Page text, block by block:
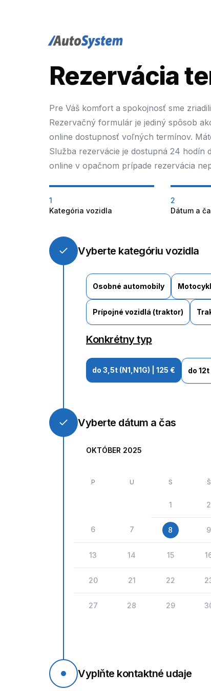
auto-system logo
Rezervácia
Pre Váš komfort a spokojnosť sme
Rezervačný formulár je jediný spôsob
online dostupnosť voľných termínov.
Služba rezervácie je dostupná 24 hodín
online v opačnom prípade rezervácia
1
Kategória vozidla
2
Dátum a
Vyberte kategóriu vozidla
Osobné automobily
Prípojné vozidlá (traktor)
Konkrétny typ
do 3,5t (N1,N1G) 125 € do
Vyberte dátum a čas
OKTÓBER 2025
P U S Š
1 2
6 7 8 9
13 14 15
20 21 22
27 28 29
Vyplňte kontaktné udaje